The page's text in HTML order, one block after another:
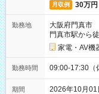
月収例 30万円
勤務地
大阪府門真市
門真市駅から
家電・AV機
勤務時間 09:00-17:30（
期間 2026年10月